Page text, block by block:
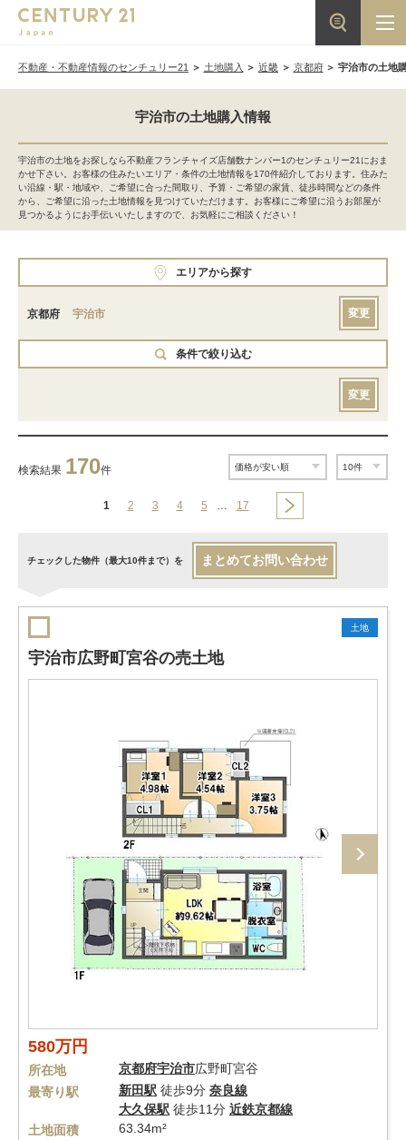
不動産・不動産情報のセンチュリー21 土地購入 近畿 京都府 宇治市の土地
宇治市の土地購入情報
宇治市の土地をお探しなら不動産フランチャイズ店舗数ナンバー1のセンチュリー21におま
かせ下さい。お客様の住みたいエリア・条件の土地情報を170件紹介しております。住みた
い沿線・駅・地域や、ご希望に合った間取り、予算・ご希望の家賃、徒歩時間などの条件
から、ご希望に沿った土地情報を見つけていただけます。お客様にご希望に沿うお部屋が
見つかるようにお手伝いいたしますので、お気軽にご相談ください！
エリアから探す
京都府 宇治市 変更
条件で絞り込む
変更
検索結果 170件
1 2 3 4 5 … 17
チェックした物件（最大10件まで）を まとめてお問い合わせ
土地
宇治市広野町宮谷の売土地
580万円
所在地 京都府宇治市広野町宮谷
最寄り駅
新田駅 徒歩9分 奈良線
大久保駅 徒歩11分 近鉄京都線
土地面積
63.34m²